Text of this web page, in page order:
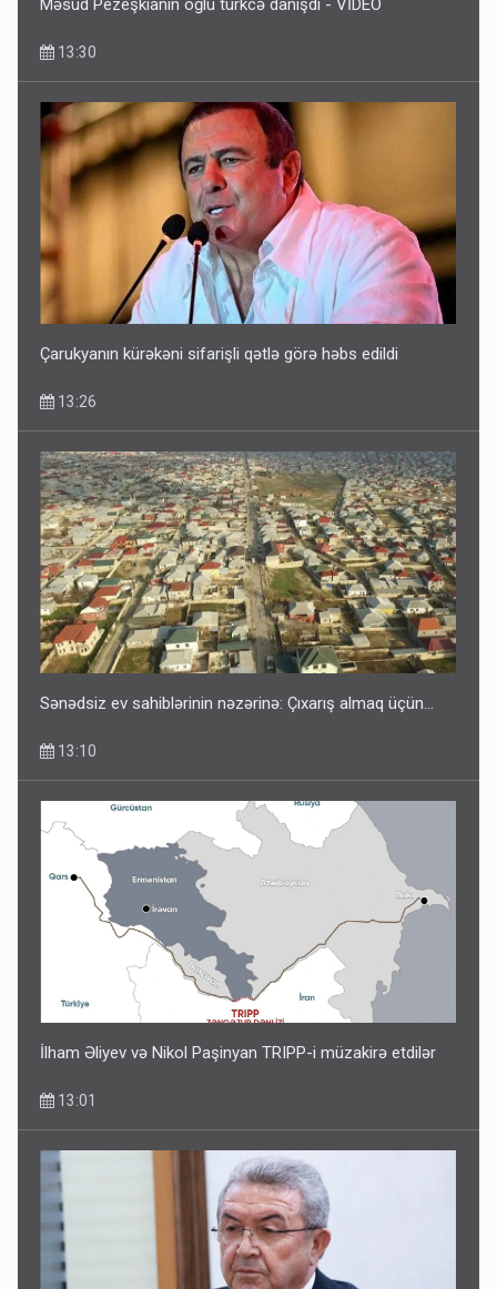
Məsud Pezeşkianın oğlu türkcə danışdı - VİDEO
13:30
Çarukyanın kürəkəni sifarişli qətlə görə həbs edildi
13:26
Sənədsiz ev sahiblərinin nəzərinə: Çıxarış almaq üçün...
13:10
İlham Əliyev və Nikol Paşinyan TRIPP-i müzakirə etdilər
13:01